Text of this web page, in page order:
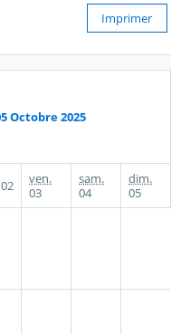
Imprimer
Octobre 2025
02
ven.
03
sam.
04
dim.
05